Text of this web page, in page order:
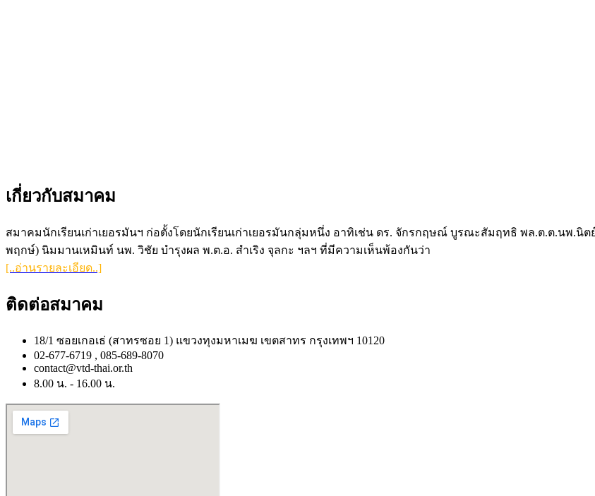
เกี่ยวกับสมาคม
สมาคมนักเรียนเก่าเยอรมันฯ ก่อตั้งโดยนักเรียนเก่าเยอรมันกลุ่มหนึ่ง อาทิเช่น ดร. จักรกฤษณ์ บูรณะสัมฤทธิ พล.ต.ต.นพ.
พฤกษ์) นิมมานเหมินท์ นพ. วิชัย บำรุงผล พ.ต.อ. สำเริง จุลกะ ฯลฯ ที่มีความเห็นพ้องกันว่า
[..อ่านรายละเอียด..]
ติดต่อสมาคม
18/1 ซอยเกอเธ่ (สาทรซอย 1) แขวงทุงมหาเมฆ เขตสาทร กรุงเทพฯ 10120
02-677-6719 , 085-689-8070
contact@vtd-thai.or.th
8.00 น. - 16.00 น.